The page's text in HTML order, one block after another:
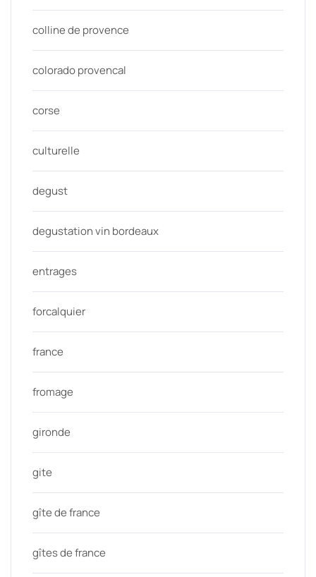
colline de provence
colorado provencal
corse
culturelle
degust
degustation vin bordeaux
entrages
forcalquier
france
fromage
gironde
gite
gîte de france
gîtes de france